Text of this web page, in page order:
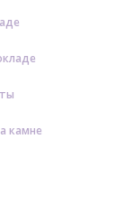
камне